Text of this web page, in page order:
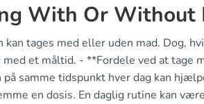
With Or Without
kan tages med eller uden mad. Dog,
med et måltid. - **Fordele ved at tage
på samme tidspunkt hver dag kan
en dosis. En daglig rutine kan